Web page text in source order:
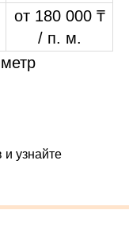
от 180 000 ₸
/ п. м.
и узнайте